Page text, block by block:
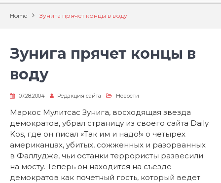
Home Зунига прячет концы в воду
Зунига прячет концы в
воду
07.28.2004 Редакция сайта Новости
Маркос Мулитсас Зунига, восходящая звезда
демократов, убрал страницу из своего сайта Daily
Kos, где он писал «Так им и надо!» о четырех
американцах, убитых, сожженных и разорванных
в Фаллудже, чьи останки террористы развесили
на мосту. Теперь он находится на съезде
демократов как почетный гость, который ведет